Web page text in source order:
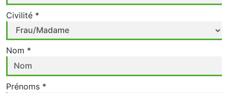
Civilité *
Nom *
Prénoms *